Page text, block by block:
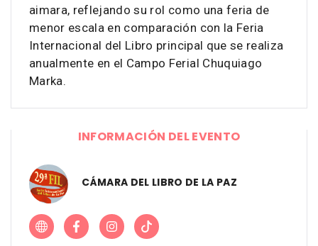
aimara, reflejando su rol como una feria de
menor escala en comparación con la Feria
Internacional del Libro principal que se realiza
anualmente en el Campo Ferial Chuquiago
Marka.
INFORMACIÓN DEL EVENTO
CÁMARA DEL LIBRO DE LA PAZ